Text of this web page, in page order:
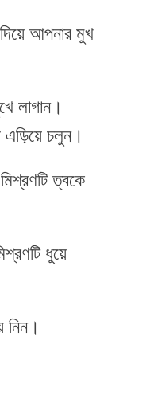
আপনার মুখ
লাগান।
এড়িয়ে চলুন।
ত্বকে
ধুয়ে
নিন।